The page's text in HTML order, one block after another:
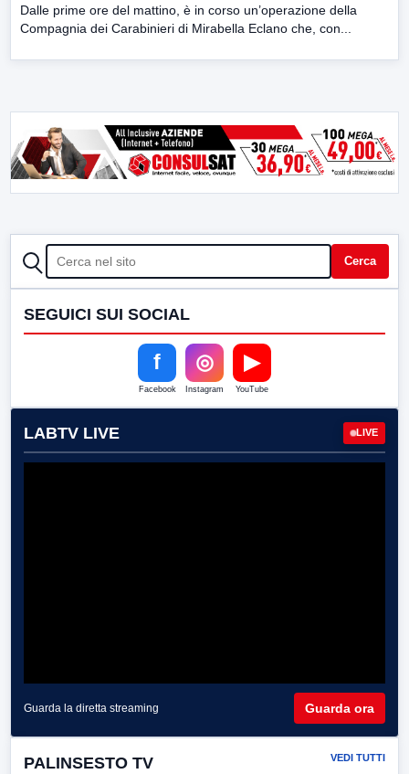
Dalle prime ore del mattino, è in corso un’operazione della
Compagnia dei Carabinieri di Mirabella Eclano che, con...
CERCA Cerca
SEGUICI SUI SOCIAL
f
Facebook
◎
Instagram
▶
YouTube
LABTV LIVE LIVE
Guarda la diretta streaming Guarda ora
PALINSESTO TV VEDI TUTTI